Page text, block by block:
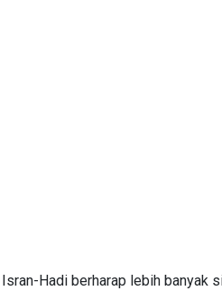
Isran-Hadi berharap lebih banyak